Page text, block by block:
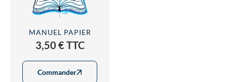
MANUEL PAPIER
3,50 € TTC
Commander